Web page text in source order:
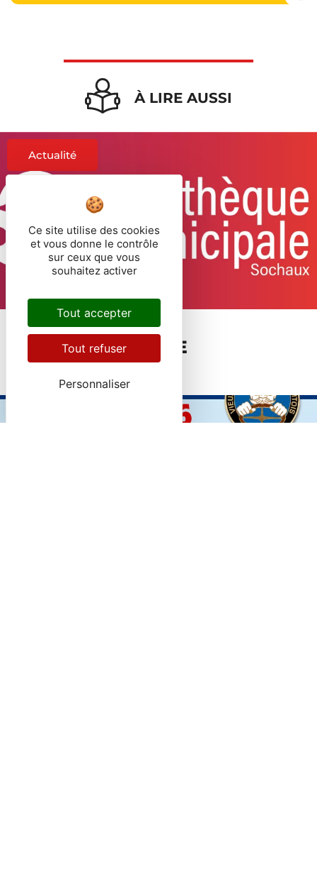
À LIRE AUSSI
Actualité
FERMETURE
EXCEPTIONNELLE
Ce site utilise des cookies
et vous donne le contrôle
sur ceux que vous
souhaitez activer
Tout accepter
Tout refuser
Personnaliser